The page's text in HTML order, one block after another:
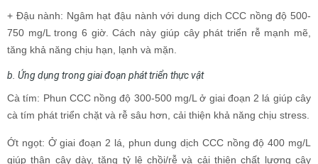
+ Đậu nành: Ngâm hạt đậu nành với dung dịch CCC nồng độ 500-
750 mg/L trong 6 giờ. Cách này giúp cây phát triển rễ mạnh mẽ,
tăng khả năng chịu hạn, lạnh và mặn.
b. Ứng dụng trong giai đoạn phát triển thực vật
Cà tím: Phun CCC nồng độ 300-500 mg/L ở giai đoạn 2 lá giúp cây
cà tím phát triển chặt và rễ sâu hơn, cải thiện khả năng chịu stress.
Ớt ngọt: Ở giai đoạn 2 lá, phun dung dịch CCC nồng độ 400 mg/L
giúp thân cây dày, tăng tỷ lệ chồi/rễ và cải thiện chất lượng cây